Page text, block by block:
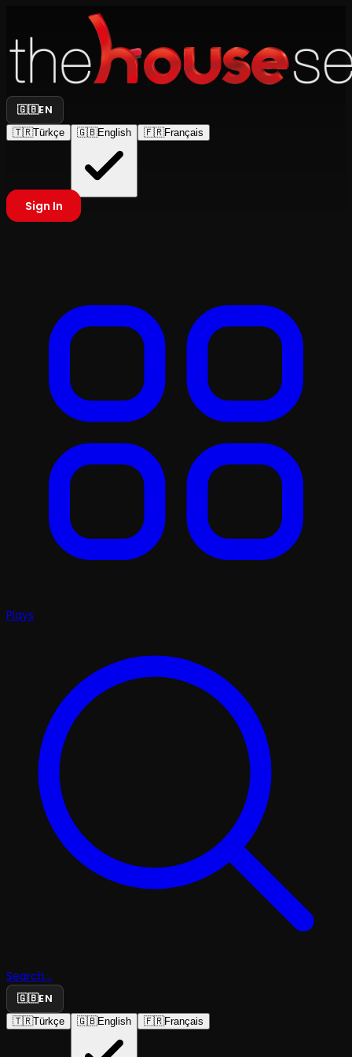
🇬🇧EN
🇹🇷Türkçe 🇬🇧English 🇫🇷Français
Sign In
Plays
Search...
🇬🇧EN
🇹🇷Türkçe 🇬🇧English 🇫🇷Français